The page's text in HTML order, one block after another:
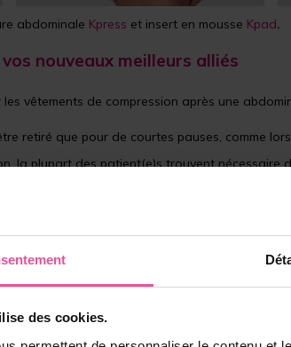
des cookies.
abdominale Kpress et insert en mousse Kpad.
nouveaux meilleurs alliés
vêtements de compression après une
retiré que pour de courtes pauses, comme
la plupart des patient(e)s trouvent nécessaire
post-opératoires : Ce que les patients doivent
Les vêtements de compression